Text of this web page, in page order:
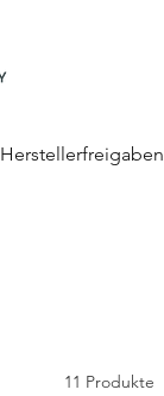
Herstellerfreigaben
11 Produkte